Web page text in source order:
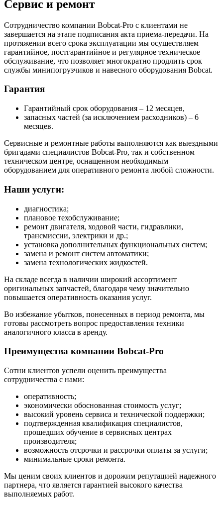
Сервис и ремонт
Сотрудничество компании Bobcat-Pro с клиентами не
завершается на этапе подписания акта приема-передачи. На
протяжении всего срока эксплуатации мы осуществляем
гарантийное, постгарантийное и регулярное техническое
обслуживание, что позволяет многократно продлить срок
службы минипогрузчиков и навесного оборудования Bobcat.
Гарантия
Гарантийный срок оборудования – 12 месяцев,
запасных частей (за исключением расходников) – 6
месяцев.
Сервисные и ремонтные работы выполняются как выездными
бригадами специалистов Bobcat-Pro, так и собственном
техническом центре, оснащенном необходимым
оборудованием для оперативного ремонта любой сложности.
Наши услуги:
диагностика;
плановое техобслуживание;
ремонт двигателя, ходовой части, гидравлики,
трансмиссии, электрики и др.;
установка дополнительных функциональных систем;
замена и ремонт систем автоматики;
замена технологических жидкостей.
На складе всегда в наличии широкий ассортимент
оригинальных запчастей, благодаря чему значительно
повышается оперативность оказания услуг.
Во избежание убытков, понесенных в период ремонта, мы
готовы рассмотреть вопрос предоставления техники
аналогичного класса в аренду.
Преимущества компании Bobcat-Pro
Сотни клиентов успели оценить преимущества
сотрудничества с нами:
оперативность;
экономически обоснованная стоимость услуг;
высокий уровень сервиса и технической поддержки;
подтвержденная квалификация специалистов,
прошедших обучение в сервисных центрах
производителя;
возможность отсрочки и рассрочки оплаты за услуги;
минимальные сроки ремонта.
Мы ценим своих клиентов и дорожим репутацией надежного
партнера, что является гарантией высокого качества
выполняемых работ.